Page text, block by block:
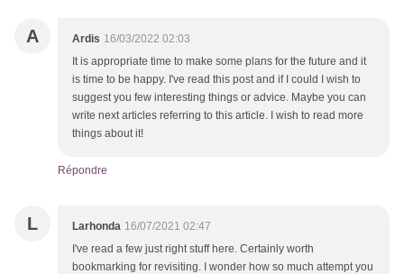
A Ardis 16/03/2022 02:03
It is appropriate time to make some plans for the future and it
is time to be happy. I've read this post and if I could I wish to
suggest you few interesting things or advice. Maybe you can
write next articles referring to this article. I wish to read more
things about it!
Répondre
L Larhonda 16/07/2021 02:47
I've read a few just right stuff here. Certainly worth
bookmarking for revisiting. I wonder how so much attempt you